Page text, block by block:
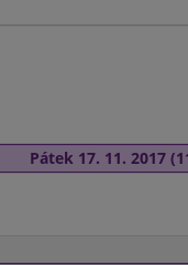
Pátek 17. 11. 2017